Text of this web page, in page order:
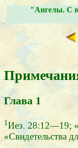
"Ангелы. С
Глава 1
1Иез. 28:12—19;
«Свидетельства